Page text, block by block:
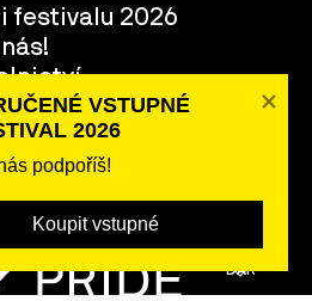
DAR
festivalu 2026
VSTUPNÉ
2026
podpoříš!
Koupit vstupné